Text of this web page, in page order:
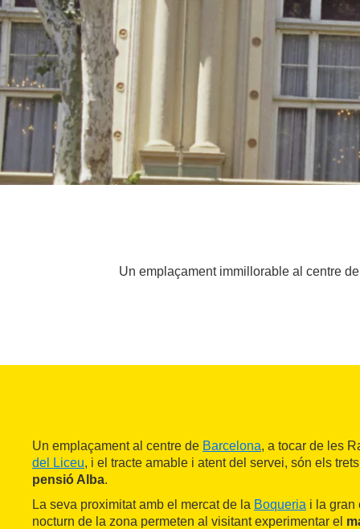
Un emplaçament immillorable al centre
Un emplaçament al centre de Barcelona, a tocar de les
del Liceu, i el tracte amable i atent del servei, són els
pensió Alba.
La seva proximitat amb el mercat de la Boqueria i la gran
nocturn de la zona permeten al visitant experimentar el